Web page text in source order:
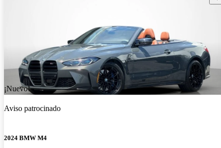
¡Nuevo!
Aviso patrocinado
2024 BMW M4